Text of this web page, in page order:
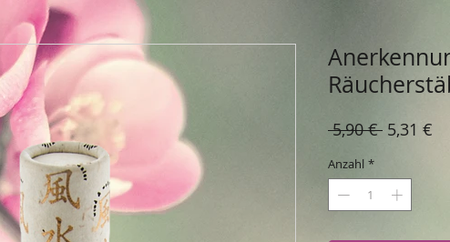
5,90 € 5,31 €
Anzahl *